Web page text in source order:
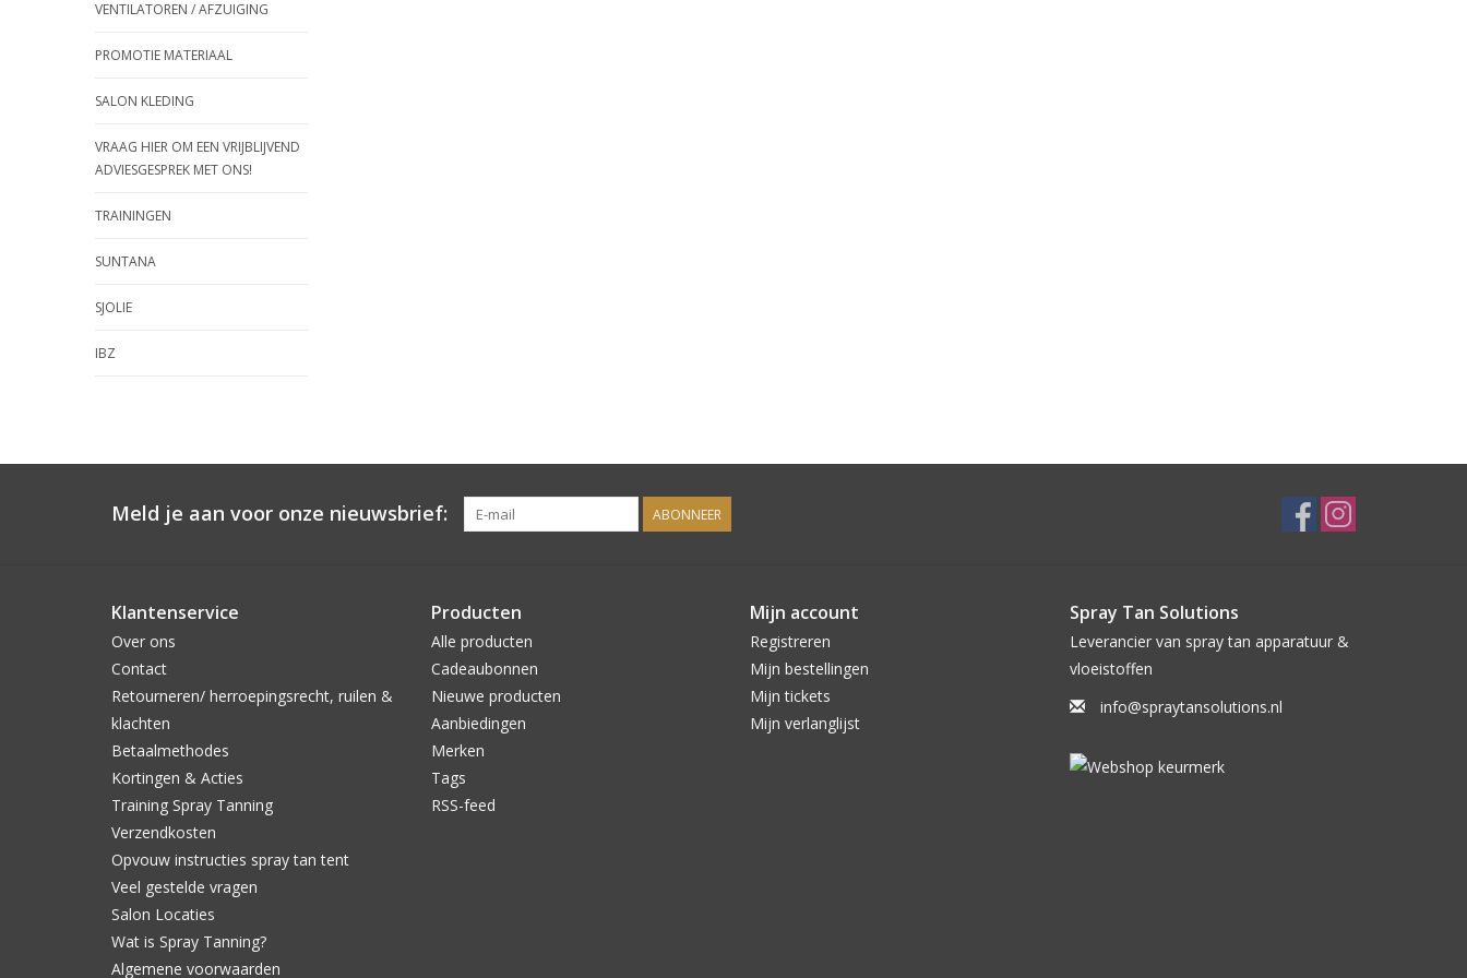
VENTILATOREN / AFZUIGING
PROMOTIE MATERIAAL
SALON KLEDING
VRAAG HIER OM EEN VRIJBLIJVEND
ADVIESGESPREK MET ONS!
TRAININGEN
SUNTANA
SJOLIE
IBZ
Meld je aan voor onze nieuwsbrief: ABONNEER
Klantenservice
Over ons
Contact
Retourneren/ herroepingsrecht, ruilen &
klachten
Betaalmethodes
Kortingen & Acties
Training Spray Tanning
Verzendkosten
Opvouw instructies spray tan tent
Veel gestelde vragen
Salon Locaties
Wat is Spray Tanning?
Algemene voorwaarden
Producten
Alle producten
Cadeaubonnen
Nieuwe producten
Aanbiedingen
Merken
Tags
RSS-feed
Mijn account
Registreren
Mijn bestellingen
Mijn tickets
Mijn verlanglijst
Spray Tan Solutions
Leverancier van spray tan apparatuur &
vloeistoffen
info@spraytansolutions.nl